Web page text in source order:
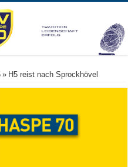
» H5 reist nach Sprockhövel